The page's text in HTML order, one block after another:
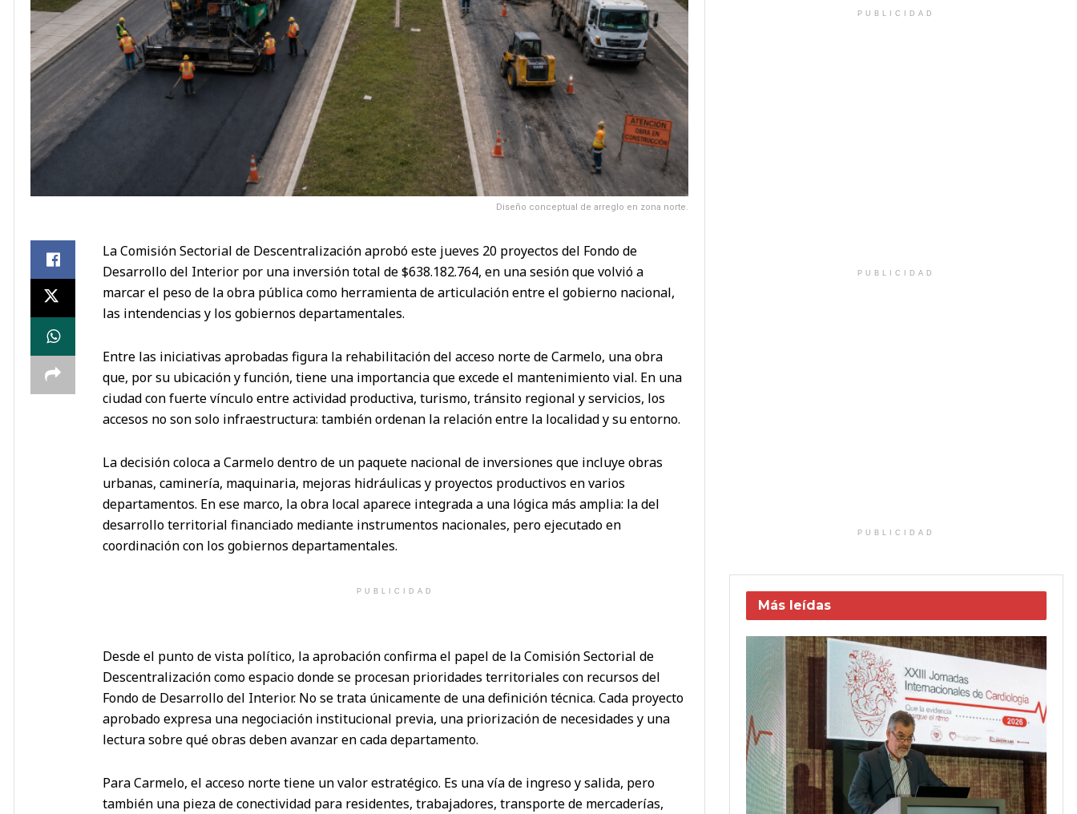
Diseño conceptual de arreglo en zona norte.
La Comisión Sectorial de Descentralización aprobó este jueves 20 proyectos del Fondo de
Desarrollo del Interior por una inversión total de $638.182.764, en una sesión que volvió a
marcar el peso de la obra pública como herramienta de articulación entre el gobierno nacional,
las intendencias y los gobiernos departamentales.
Entre las iniciativas aprobadas figura la rehabilitación del acceso norte de Carmelo, una obra
que, por su ubicación y función, tiene una importancia que excede el mantenimiento vial. En una
ciudad con fuerte vínculo entre actividad productiva, turismo, tránsito regional y servicios, los
accesos no son solo infraestructura: también ordenan la relación entre la localidad y su entorno.
La decisión coloca a Carmelo dentro de un paquete nacional de inversiones que incluye obras
urbanas, caminería, maquinaria, mejoras hidráulicas y proyectos productivos en varios
departamentos. En ese marco, la obra local aparece integrada a una lógica más amplia: la del
desarrollo territorial financiado mediante instrumentos nacionales, pero ejecutado en
coordinación con los gobiernos departamentales.
PUBLICIDAD
Desde el punto de vista político, la aprobación confirma el papel de la Comisión Sectorial de
Descentralización como espacio donde se procesan prioridades territoriales con recursos del
Fondo de Desarrollo del Interior. No se trata únicamente de una definición técnica. Cada proyecto
aprobado expresa una negociación institucional previa, una priorización de necesidades y una
lectura sobre qué obras deben avanzar en cada departamento.
Para Carmelo, el acceso norte tiene un valor estratégico. Es una vía de ingreso y salida, pero
también una pieza de conectividad para residentes, trabajadores, transporte de mercaderías,
PUBLICIDAD
PUBLICIDAD
PUBLICIDAD
Más leídas